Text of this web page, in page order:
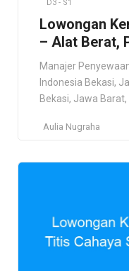
D3 - S1
Lowongan
– Alat Berat,
Indonesia
Manajer
Indonesia Bekasi,
Bekasi, Jawa
Persyaratan Gelar
sukses minimal 3-5
Aulia Nugraha